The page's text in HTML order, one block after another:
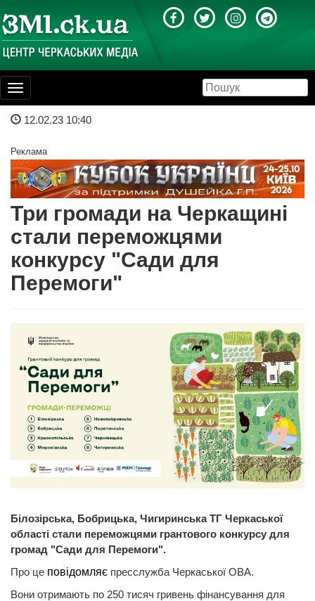
Toggle
navigation
12.02.23 10:40
Реклама
Три громади на Черкащині
стали переможцями
конкурсу "Сади для
Перемоги"
Білозірська, Бобрицька, Чигиринська ТГ Черкаської
області стали переможцями грантового конкурсу для
громад "Сади для Перемоги".
Про це повідомляє пресслужба Черкаської ОВА.
Вони отримають по 250 тисяч гривень фінансування для